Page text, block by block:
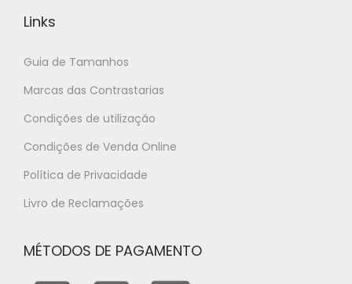
Links
Guia de Tamanhos
Marcas das Contrastarias
Condições de utilização
Condições de Venda Online
Política de Privacidade
Livro de Reclamações
MÉTODOS DE PAGAMENTO